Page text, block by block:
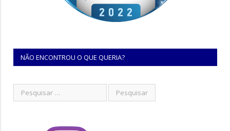
NÃO ENCONTROU O QUE QUERIA?